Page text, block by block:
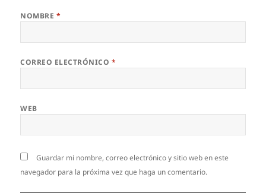
NOMBRE *
CORREO ELECTRÓNICO *
WEB
Guardar mi nombre, correo electrónico y sitio web en este
navegador para la próxima vez que haga un comentario.